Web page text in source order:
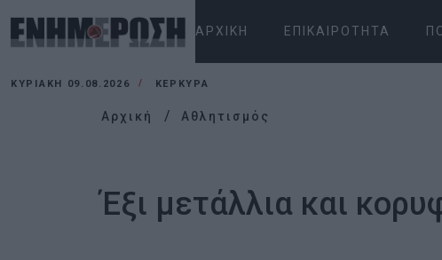
ΑΡΧΙΚΉ ΕΠΙΚΑΙΡΌΤΗΤΑ
ΚΥΡΙΑΚΉ 09.08.2026 ΚΕΡΚΥΡΑ
Αρχική Αθλητισμός
Έξι μετάλλια και